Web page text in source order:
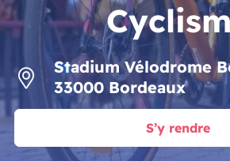
Stadium Vélodrome
33000 Bordeaux
S’y rendre